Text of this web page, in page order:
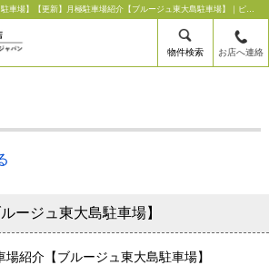
月極駐車場紹介【ブルージュ東大島駐車場】【更新】月極駐車場紹介【ブルージュ東大島駐車場】｜ピタットハウス東大島店【株式会社ドリームジャパン】
物件検索 お店へ連絡
ージュ東大島駐車場】
場紹介【ブルージュ東大島駐車場】